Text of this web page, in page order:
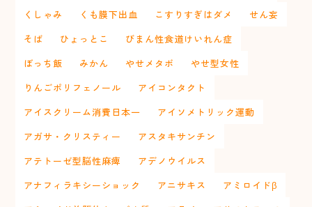
くしゃみ
くも膜下出血 こすりすぎはダメ
せん妄
そば
ひょっとこ
びまん性食道けいれん症
ぼっち飯
みかん やせメタボ
やせ型女性
りんごポリフェノール
アイコンタクト
アイスクリーム消費日本一
アイソメトリック運動
アガサ・クリスティー
アスタキサンチン
アテトーゼ型脳性麻痺
アデノウイルス
アナフィラキシーショック
アニサキス
アミロイドβ